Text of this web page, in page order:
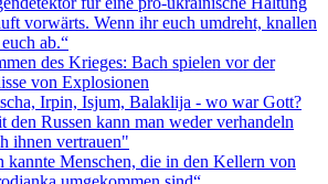
vorwärts. Wenn ihr euch umdreht, knallen
ab.“
des Krieges: Bach spielen vor der
von Explosionen
Irpin, Isjum, Balaklija - wo war Gott?
den Russen kann man weder verhandeln
ihnen vertrauen"
kannte Menschen, die in den Kellern von